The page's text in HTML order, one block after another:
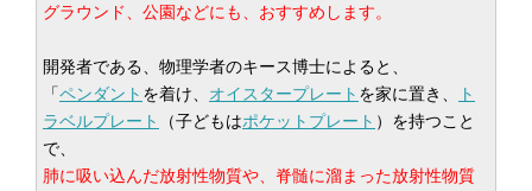
グラウンド、公園などにも、おすすめします。
開発者である、物理学者のキース博士によると、
「ペンダント を着け、 オイスタープレート を家に置き、
ト
ラベルプレート
（子どもはポケットプレート ）を持つこと
で、
肺に吸い込んだ放射性物質や、脊髄に溜まった放射性物質